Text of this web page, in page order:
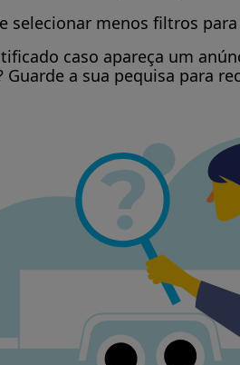
selecionar menos filtros
caso apareça um
Guarde a sua pequisa para